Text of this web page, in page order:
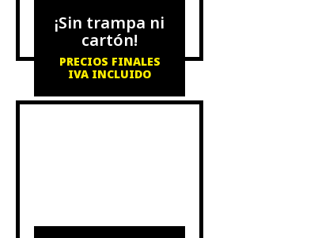
¡Sin trampa ni
cartón!
PRECIOS FINALES
IVA INCLUIDO